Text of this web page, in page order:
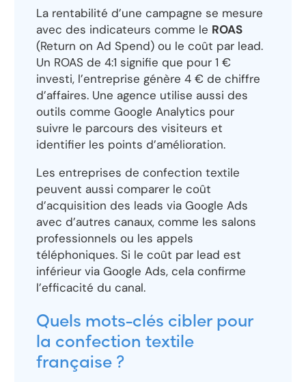
La rentabilité d’une campagne se mesure
avec des indicateurs comme le ROAS
(Return on Ad Spend) ou le coût par lead.
Un ROAS de 4:1 signifie que pour 1 €
investi, l’entreprise génère 4 € de chiffre
d’affaires. Une agence utilise aussi des
outils comme Google Analytics pour
suivre le parcours des visiteurs et
identifier les points d’amélioration.
Les entreprises de confection textile
peuvent aussi comparer le coût
d’acquisition des leads via Google Ads
avec d’autres canaux, comme les salons
professionnels ou les appels
téléphoniques. Si le coût par lead est
inférieur via Google Ads, cela confirme
l’efficacité du canal.
Quels mots-clés cibler pour
la confection textile
française ?